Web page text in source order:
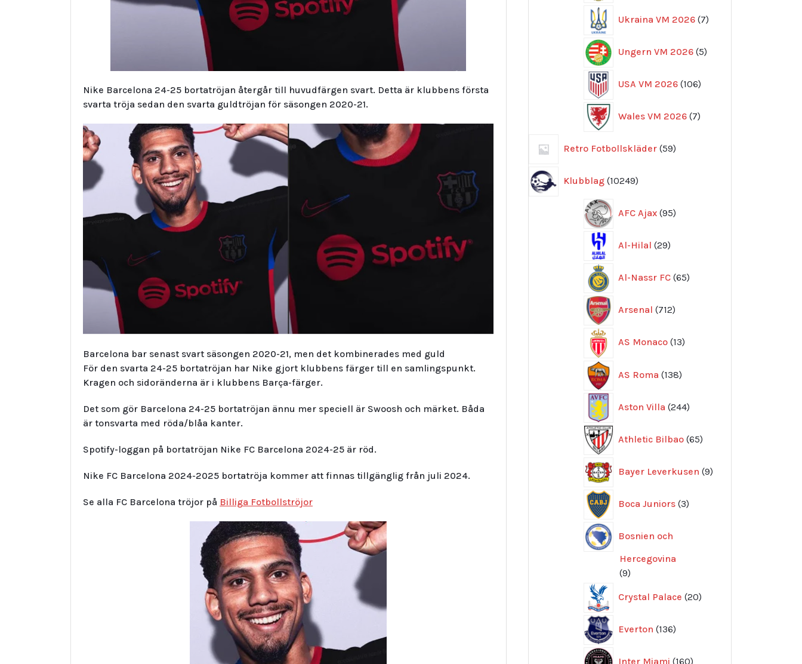
Nike Barcelona 24-25 bortatröjan återgår till huvudfärgen svart. Detta är klubbens första
svarta tröja sedan den svarta guldtröjan för säsongen 2020-21.
Barcelona bar senast svart säsongen 2020-21, men det kombinerades med guld
För den svarta 24-25 bortatröjan har Nike gjort klubbens färger till en samlingspunkt.
Kragen och sidoränderna är i klubbens Barça-färger.
Det som gör Barcelona 24-25 bortatröjan ännu mer speciell är Swoosh och märket. Båda
är tonsvarta med röda/blåa kanter.
Spotify-loggan på bortatröjan Nike FC Barcelona 2024-25 är röd.
Nike FC Barcelona 2024-2025 bortatröja kommer att finnas tillgänglig från juli 2024.
Se alla FC Barcelona tröjor på Billiga Fotbollströjor
Ukraina VM 2026 7
produkter
Ungern VM 2026 5
produkter
USA VM 2026 106
produkter
Wales VM 2026 7
produkter
Retro Fotbollskläder 59
produkter
Klubblag 10249
produkter
AFC Ajax 95
produkter
Al-Hilal 29
produkter
Al-Nassr FC 65
produkter
Arsenal 712
produkter
AS Monaco 13
produkter
AS Roma 138
produkter
Aston Villa 244
produkter
Athletic Bilbao 65
produkter
Bayer Leverkusen 9
produkter
Boca Juniors 3
produkter
Bosnien och
Hercegovina
99
Crystal Palace 20
produkter
Everton 136
produkter
Inter Miami 160